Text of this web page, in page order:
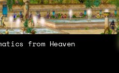
from Heaven